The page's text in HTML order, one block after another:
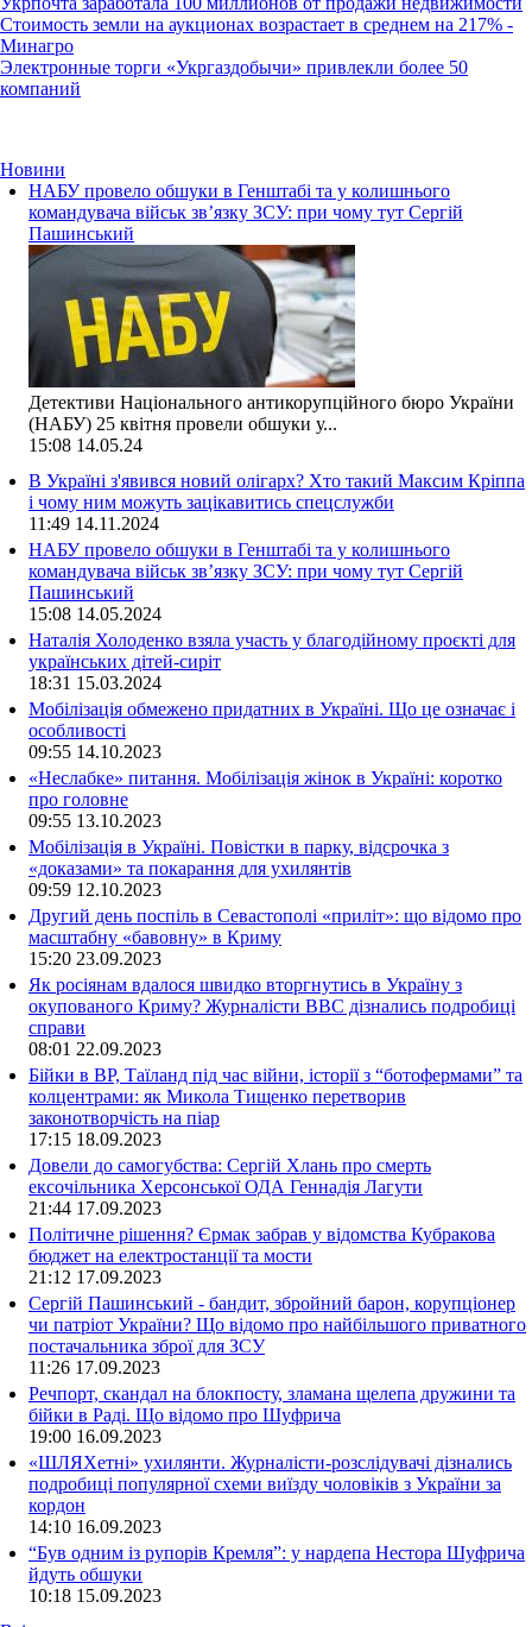
Стоимость земли на аукционах возрастает в среднем на 217% -
Минагро
Электронные торги «Укргаздобычи» привлекли более 50
компаний
Новини
НАБУ провело обшуки в Генштабі та у колишнього
командувача військ зв’язку ЗСУ: при чому тут Сергій
Пашинський
Детективи Національного антикорупційного бюро України
(НАБУ) 25 квітня провели обшуки у...
15:08 14.05.24
В Україні з'явився новий олігарх? Хто такий Максим Кріппа
і чому ним можуть зацікавитись спецслужби
11:49 14.11.2024
НАБУ провело обшуки в Генштабі та у колишнього
командувача військ зв’язку ЗСУ: при чому тут Сергій
Пашинський
15:08 14.05.2024
Наталія Холоденко взяла участь у благодійному проєкті для
українських дітей-сиріт
18:31 15.03.2024
Мобілізація обмежено придатних в Україні. Що це означає і
особливості
09:55 14.10.2023
«Неслабке» питання. Мобілізація жінок в Україні: коротко
про головне
09:55 13.10.2023
Мобілізація в Україні. Повістки в парку, відсрочка з
«доказами» та покарання для ухилянтів
09:59 12.10.2023
Другий день поспіль в Севастополі «приліт»: що відомо про
масштабну «бавовну» в Криму
15:20 23.09.2023
Як росіянам вдалося швидко вторгнутись в Україну з
окупованого Криму? Журналісти ВВС дізнались подробиці
справи
08:01 22.09.2023
Бійки в ВР, Таїланд під час війни, історії з “ботофермами” та
колцентрами: як Микола Тищенко перетворив
законотворчість на піар
17:15 18.09.2023
Довели до самогубства: Сергій Хлань про смерть
ексочільника Херсонської ОДА Геннадія Лагути
21:44 17.09.2023
Політичне рішення? Єрмак забрав у відомства Кубракова
бюджет на електростанції та мости
21:12 17.09.2023
Сергій Пашинський - бандит, збройний барон, корупціонер
чи патріот України? Що відомо про найбільшого приватного
постачальника зброї для ЗСУ
11:26 17.09.2023
Речпорт, скандал на блокпосту, зламана щелепа дружини та
бійки в Раді. Що відомо про Шуфрича
19:00 16.09.2023
«ШЛЯХетні» ухилянти. Журналісти-розслідувачі дізнались
подробиці популярної схеми виїзду чоловіків з України за
кордон
14:10 16.09.2023
“Був одним із рупорів Кремля”: у нардепа Нестора Шуфрича
йдуть обшуки
10:18 15.09.2023